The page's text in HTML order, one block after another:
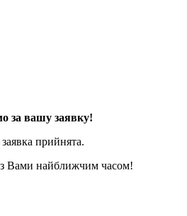
за вашу заявку!
прийнята.
Вами найближчим часом!